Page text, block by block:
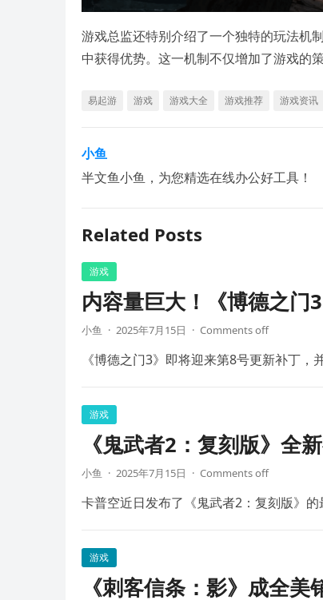
游戏总监还特别介绍了一个独特的玩法机
中获得优势。这一机制不仅增加了游戏的
易起游 游戏 游戏大全 游戏推荐 游戏资讯
小鱼
半文鱼小鱼，为您精选在线办公好工具！
Related Posts
游戏
内容量巨大！《博德之门
小鱼 · 2025年7月15日 · Comments off
《博德之门3》即将迎来第8号更新补丁，
游戏
《鬼武者2：复刻版》全
小鱼 · 2025年7月15日 · Comments off
卡普空近日发布了《鬼武者2：复刻版》
游戏
《刺客信条：影》成全